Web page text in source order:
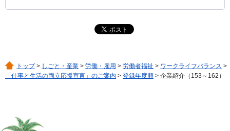
トップ> しごと・産業 > 労働・雇用 > 労働者福祉 > ワークライフバランス >
「仕事と生活の両立応援宣言」のご案内 > 登録年度順 > 企業紹介（153～162）